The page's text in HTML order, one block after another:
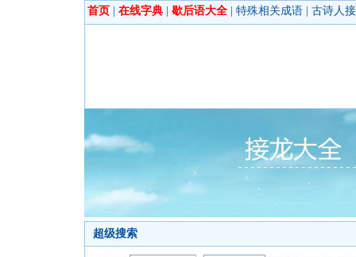
首页 在线字典 歇后语大全 特殊相关成语 古诗人
超级搜索